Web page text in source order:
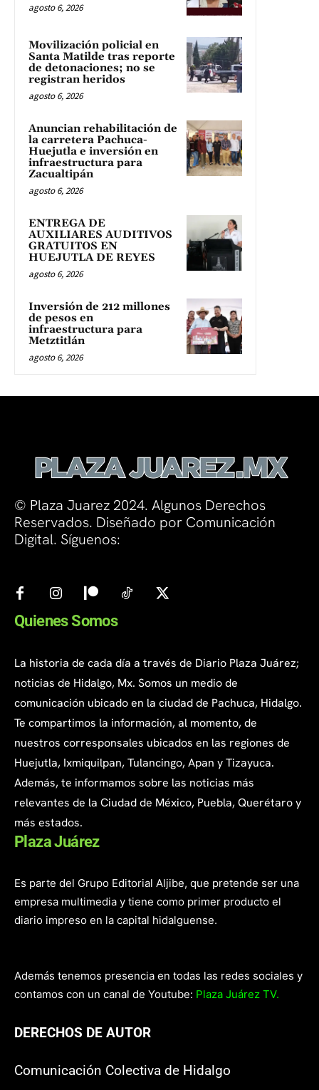
agosto 6, 2026
Movilización policial en
Santa Matilde tras reporte
de detonaciones; no se
registran heridos
agosto 6, 2026
Anuncian rehabilitación de
la carretera Pachuca-
Huejutla e inversión en
infraestructura para
Zacualtipán
agosto 6, 2026
ENTREGA DE
AUXILIARES AUDITIVOS
GRATUITOS EN
HUEJUTLA DE REYES
agosto 6, 2026
Inversión de 212 millones
de pesos en
infraestructura para
Metztitlán
agosto 6, 2026
© Plaza Juarez 2024. Algunos Derechos
Reservados. Diseñado por Comunicación
Digital. Síguenos:
Quienes Somos
La historia de cada día a través de Diario Plaza Juárez;
noticias de Hidalgo, Mx. Somos un medio de
comunicación ubicado en la ciudad de Pachuca, Hidalgo.
Te compartimos la información, al momento, de
nuestros corresponsales ubicados en las regiones de
Huejutla, Ixmiquilpan, Tulancingo, Apan y Tizayuca.
Además, te informamos sobre las noticias más
relevantes de la Ciudad de México, Puebla, Querétaro y
más estados.
Plaza Juárez
Es parte del Grupo Editorial Aljibe, que pretende ser una
empresa multimedia y tiene como primer producto el
diario impreso en la capital hidalguense.
Además tenemos presencia en todas las redes sociales y
contamos con un canal de Youtube: Plaza Juárez TV.
DERECHOS DE AUTOR
Comunicación Colectiva de Hidalgo